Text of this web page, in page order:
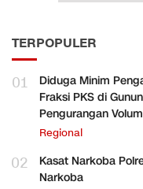
TERPOPULER
01
Diduga Minim
Fraksi PKS di
Pengurangan
Regional
02
Kasat Narkoba
Narkoba